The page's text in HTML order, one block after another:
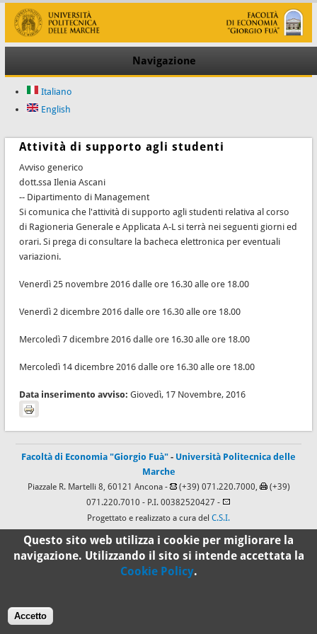
Navigazione
Italiano
English
Attività di supporto agli studenti
Avviso generico
dott.ssa Ilenia Ascani
-- Dipartimento di Management
Si comunica che l'attività di supporto agli studenti relativa al corso
di Ragioneria Generale e Applicata A-L si terrà nei seguenti giorni ed
orari. Si prega di consultare la bacheca elettronica per eventuali
variazioni.
Venerdì 25 novembre 2016 dalle ore 16.30 alle ore 18.00
Venerdì 2 dicembre 2016 dalle ore 16.30 alle ore 18.00
Mercoledì 7 dicembre 2016 dalle ore 16.30 alle ore 18.00
Mercoledì 14 dicembre 2016 dalle ore 16.30 alle ore 18.00
Data inserimento avviso: Giovedì, 17 Novembre, 2016
Facoltà di Economia "Giorgio Fuà" - Università Politecnica delle
Marche
Piazzale R. Martelli 8, 60121 Ancona - (+39) 071.220.7000,
(+39)
071.220.7010 - P.I. 00382520427 -
Progettato e realizzato a cura del C.S.I.
100%
Questo sito web utilizza i cookie per migliorare la
navigazione. Utilizzando il sito si intende accettata la
Cookie Policy.
Accetto